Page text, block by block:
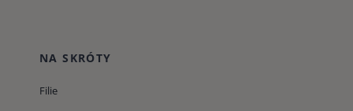
NA SKRÓTY
Filie